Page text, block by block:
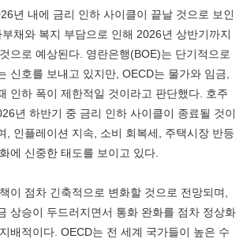
년 내에 금리 인하 사이클이 끝날 것으로 보인
채와 복지 부담으로 인해 2026년 상반기까지
으로 예상된다. 영란은행(BOE)는 단기적으로
신호를 보내고 있지만, OECD는 물가와 임금,
인하 폭이 제한적일 것이라고 판단했다. 호주
년 하반기 중 금리 인하 사이클이 종료될 것이
, 인플레이션 지속, 소비 회복세, 주택시장 반등
에 신중한 태도를 보이고 있다.
이 점차 긴축적으로 변화할 것으로 전망되며,
상승이 두드러지면서 통화 완화를 점차 정상화
배적이다. OECD는 전 세계 국가들이 높은 수